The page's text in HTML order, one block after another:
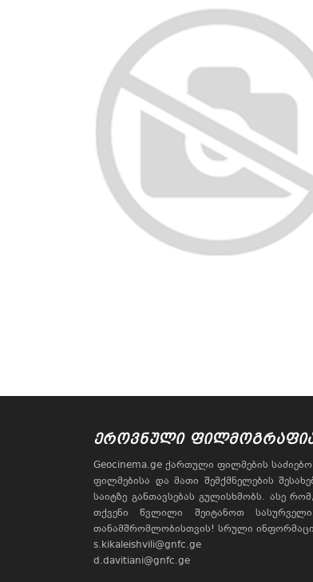
ᲔᲠᲝᲕᲜᲣᲚᲘ
Geocinema.ge ქართული ფილმების
ფილმებისა და მათი შემქმნელების
საიტზე განთავსებას გულისხმობს. ასე
თქვენი წვლილი შეიტანოთ
თანამშრომლობისთვის! სრული
s.kikaleishvili@gnfc.ge
d.davitiani@gnfc.ge